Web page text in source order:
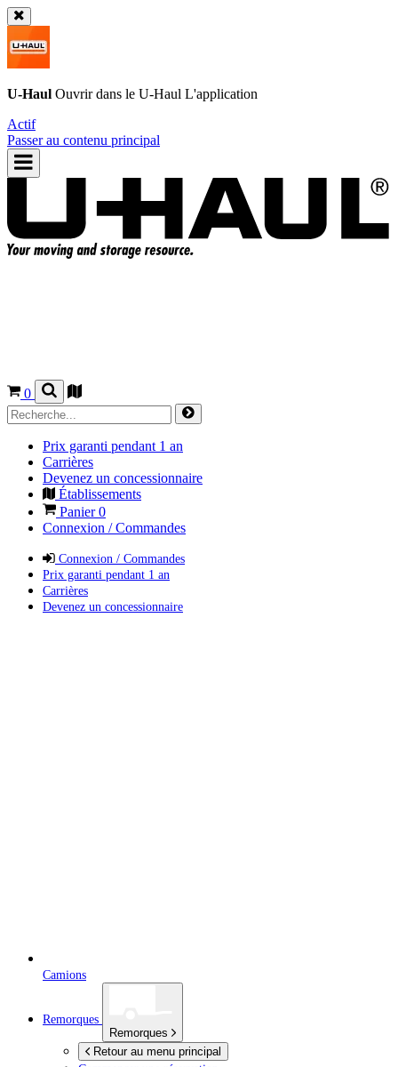
U-Haul Ouvrir dans le U-Haul L'application
Actif
Passer au contenu principal
0
Prix garanti pendant 1 an
Carrières
Devenez un concessionnaire
Établissements
Panier0
Connexion / Commandes
Connexion / Commandes
Prix garanti pendant 1 an
Carrières
Devenez un concessionnaire
Camions
Remorques
Remorques
Retour au menu principal